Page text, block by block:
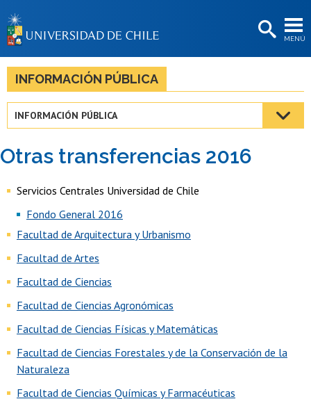
MENÚ
BIBLIOTECAS
LA UNIVERSIDAD
Estudiantes
Académicas/os
Funcionarias/os
INFORMACIÓN PÚBLICA
INFORMACIÓN PÚBLICA
Otras transferencias 2016
Servicios Centrales Universidad de Chile
Fondo General 2016
Facultad de Arquitectura y Urbanismo
Facultad de Artes
Facultad de Ciencias
Facultad de Ciencias Agronómicas
Facultad de Ciencias Físicas y Matemáticas
Facultad de Ciencias Forestales y de la Conservación de la
Naturaleza
Facultad de Ciencias Químicas y Farmacéuticas